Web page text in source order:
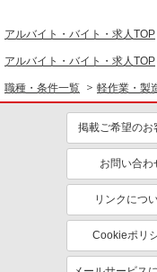
アルバイト・バイト・求人TOP
アルバイト・バイト・求人TOP
職種・条件一覧 軽作業・製
掲載ご希望のお
お問い合わ
リンクにつ
Cookieポリ